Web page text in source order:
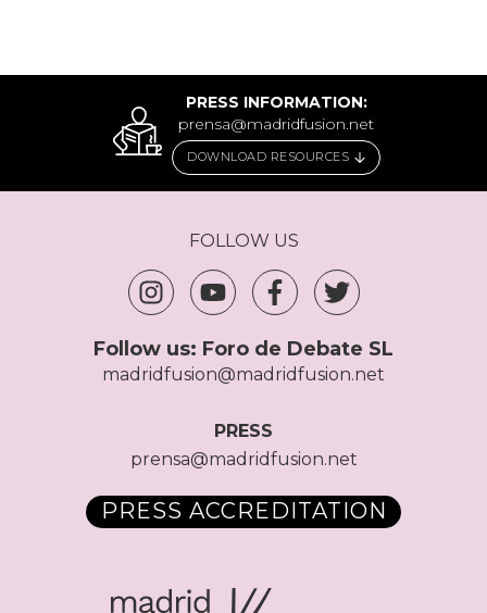
PRESS INFORMATION:
prensa@madridfusion.net
DOWNLOAD RESOURCES
FOLLOW US
Follow us: Foro de Debate SL
madridfusion@madridfusion.net
PRESS
prensa@madridfusion.net
PRESS ACCREDITATION